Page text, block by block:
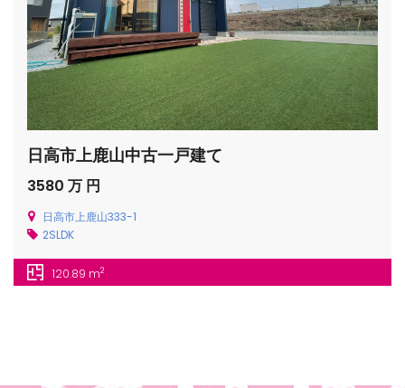
日高市上鹿山中古一戸建て
3580 万 円
日高市上鹿山333-1
2SLDK
120.89 m2
top-